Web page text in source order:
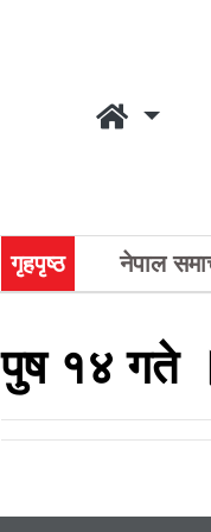
गृहपृष्ठ नेपाल
पुष १४ गते